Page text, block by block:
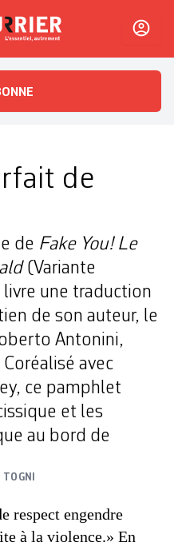
L'essentiel, autrement
de
de Fake You! Le
(Variante
une traduction
de son auteur, le
Antonini,
Coréalisé avec
ce pamphlet
et les
au bord de
respect engendre
à la violence.» En